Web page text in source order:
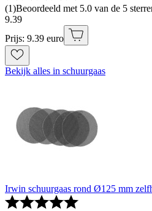
(1)Beoordeeld met 5.0 van de 5
9.39
Prijs: 9.39 euro
Bekijk alles in schuurgaas
Irwin schuurgaas rond Ø125 mm